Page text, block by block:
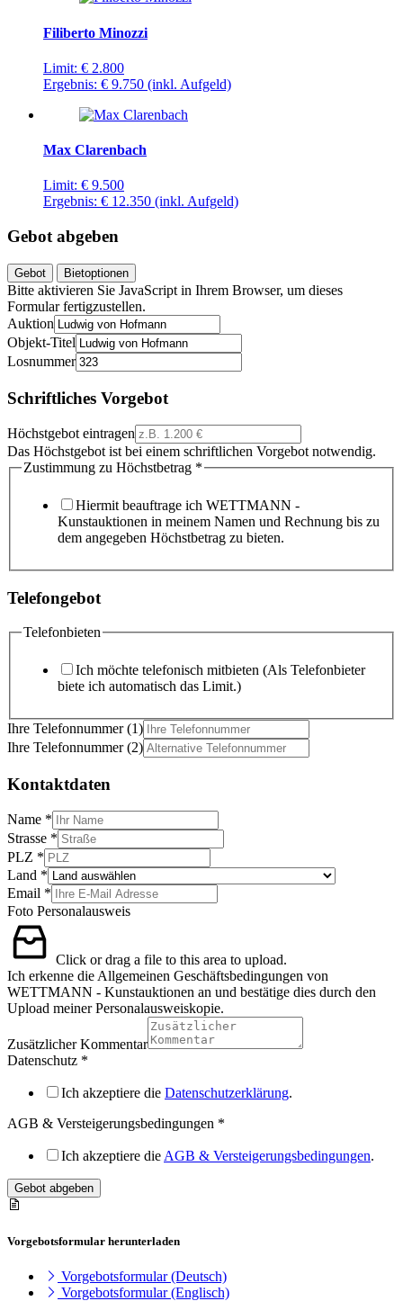
Filiberto Minozzi
Limit: € 2.800
Ergebnis: € 9.750 (inkl. Aufgeld)
Max Clarenbach
Limit: € 9.500
Ergebnis: € 12.350 (inkl. Aufgeld)
Gebot abgeben
Gebot Bietoptionen
Bitte aktivieren Sie JavaScript in Ihrem Browser, um dieses
Formular fertigzustellen.
Auktion
Objekt-Titel
Losnummer
Schriftliches Vorgebot
Höchstgebot eintragen
Das Höchstgebot ist bei einem schriftlichen Vorgebot notwendig.
Zustimmung zu Höchstbetrag *
Hiermit beauftrage ich WETTMANN -
Kunstauktionen in meinem Namen und Rechnung bis zu
dem angegeben Höchstbetrag zu bieten.
Telefongebot
Telefonbieten
Ich möchte telefonisch mitbieten (Als Telefonbieter
biete ich automatisch das Limit.)
Ihre Telefonnummer (1)
Ihre Telefonnummer (2)
Kontaktdaten
Name *
Strasse *
PLZ *
Land *
Email *
Foto Personalausweis
Click or drag a file to this area to upload.
Ich erkenne die Allgemeinen Geschäftsbedingungen von
WETTMANN - Kunstauktionen an und bestätige dies durch den
Upload meiner Personalausweiskopie.
Zusätzlicher Kommentar
Datenschutz *
Ich akzeptiere die Datenschutzerklärung.
AGB & Versteigerungsbedingungen *
Ich akzeptiere die AGB & Versteigerungsbedingungen.
Gebot abgeben
Vorgebotsformular herunterladen
Vorgebotsformular (Deutsch)
Vorgebotsformular (Englisch)